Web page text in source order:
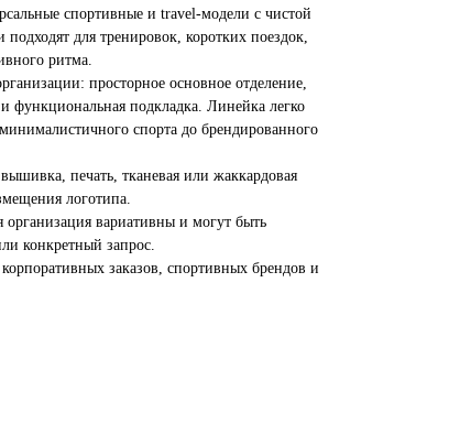
спортивные и travel-модели с чистой
для тренировок, коротких поездок,
ритма.
просторное основное отделение,
функциональная подкладка. Линейка легко
спорта до брендированного
печать, тканевая или жаккардовая
логотипа.
вариативны и могут быть
конкретный запрос.
заказов, спортивных брендов и